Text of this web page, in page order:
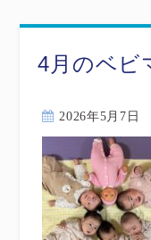
4月のベビ
2026年5月7日